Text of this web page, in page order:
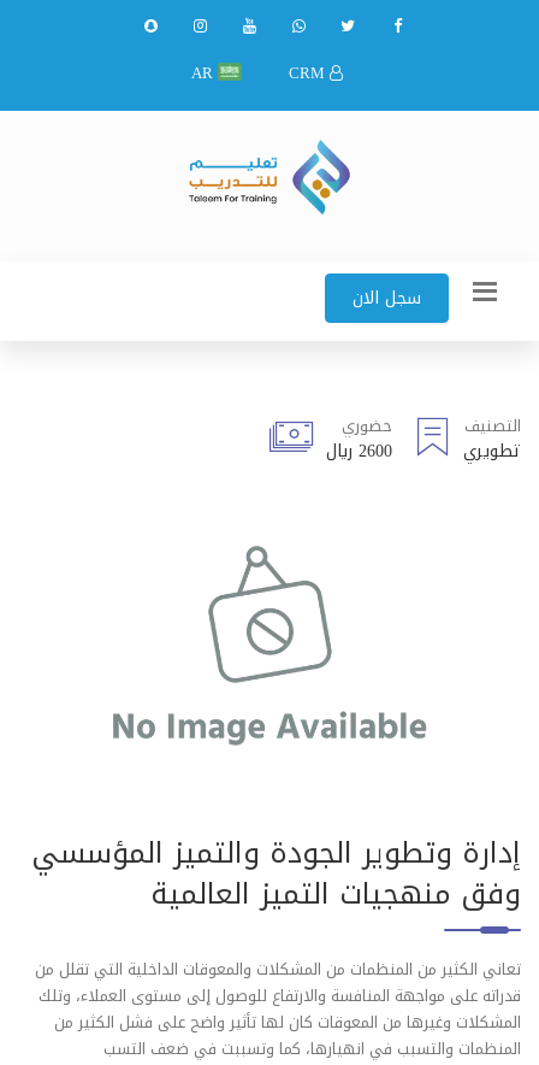
AR
سجل الان
التصنيف
تطويري
حضوري
2600 ريال
إدارة وتطوير الجودة والتميز المؤسسي
وفق منهجيات التميز العالمية
تعاني الكثير من المنظمات من المشكلات والمعوقات الداخلية التي تقلل من
قدراته على مواجهة المنافسة والارتفاع للوصول إلى مستوى العملاء، وتلك
المشكلات وغيرها من المعوقات كان لها تأثير واضح على فشل الكثير من
المنظمات والتسبب في انهيارها، كما وتسببت في ضعف التسب